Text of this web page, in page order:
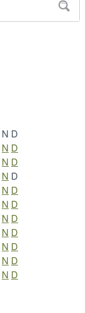
N D
N D
N D
N D
N D
N D
N D
N D
N D
N D
N D